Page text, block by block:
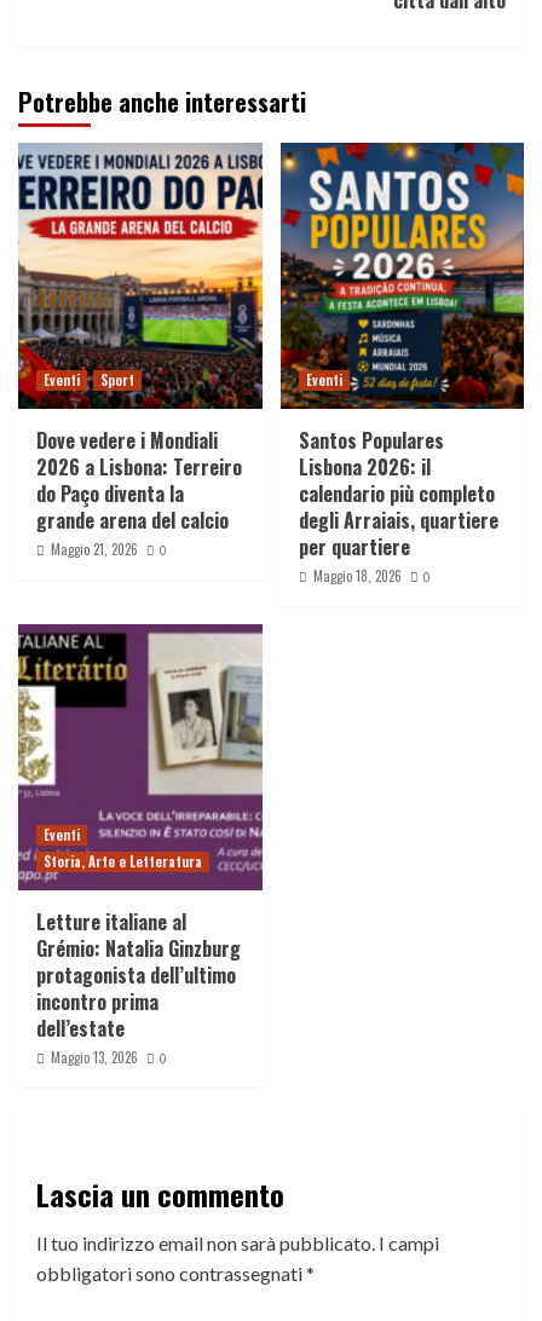
Potrebbe anche interessarti
Eventi Sport
Dove vedere i Mondiali
2026 a Lisbona: Terreiro
do Paço diventa la
grande arena del calcio
Maggio 21, 2026 0
Eventi
Santos Populares
Lisbona 2026: il
calendario più completo
degli Arraiais, quartiere
per quartiere
Maggio 18, 2026 0
Eventi
Storia, Arte e Letteratura
Letture italiane al
Grémio: Natalia Ginzburg
protagonista dell’ultimo
incontro prima
dell’estate
Maggio 13, 2026 0
Lascia un commento
Il tuo indirizzo email non sarà pubblicato. I campi
obbligatori sono contrassegnati*